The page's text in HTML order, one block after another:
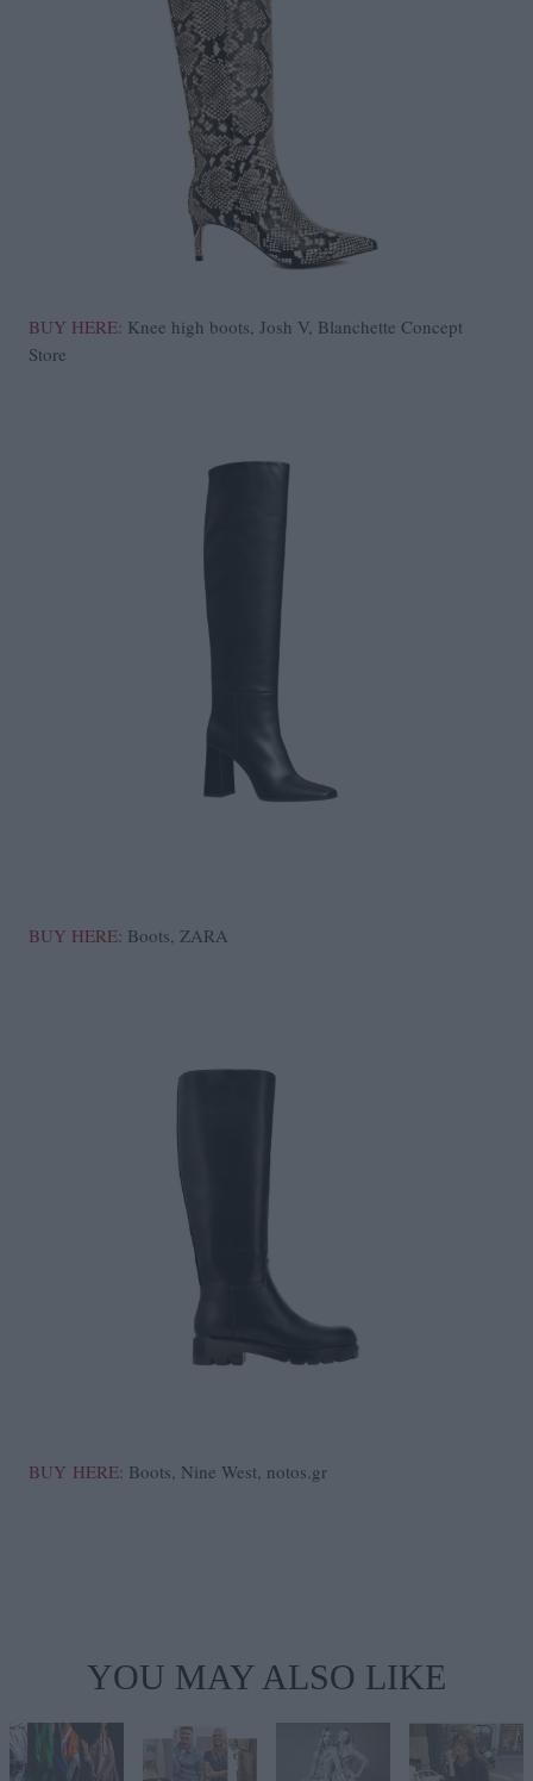
BUY HERE: Knee high boots, Josh V, Blanchette Concept
Store
BUY HERE: Boots, ZARA
BUY HERE: Boots, Nine West, notos.gr
YOU MAY ALSO LIKE